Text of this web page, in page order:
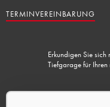
TERMINVEREINBARUNG
Erkundigen Sie
Tiefgarage für Ihren
Lademöglichkeit